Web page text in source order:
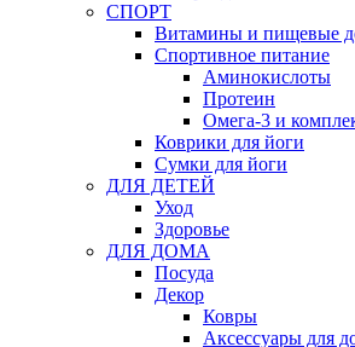
СПОРТ
Витамины и пищевые
Спортивное питание
Аминокислоты
Протеин
Омега-3 и
Коврики для йоги
Сумки для йоги
ДЛЯ ДЕТЕЙ
Уход
Здоровье
ДЛЯ ДОМА
Посуда
Декор
Ковры
Аксессуары для